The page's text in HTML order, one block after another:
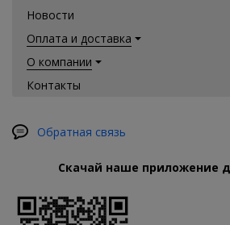
Новости
Оплата и доставка
О компании
Контакты
Обратная связь
Скачай наше приложение